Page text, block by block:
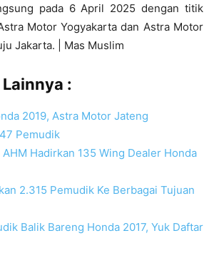
pada 6 April 2025 dengan titik
Motor Yogyakarta dan Astra Motor
Jakarta. | Mas Muslim
:
2019, Astra Motor Jateng
Pemudik
Hadirkan 135 Wing Dealer Honda
2.315 Pemudik Ke Berbagai Tujuan
Balik Bareng Honda 2017, Yuk Daftar